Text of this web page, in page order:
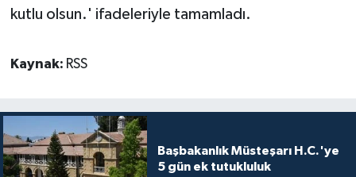
kutlu olsun.' ifadeleriyle tamamladı.
Kaynak: RSS
Başbakanlık Müsteşarı H.C.'ye
5 gün ek tutukluluk